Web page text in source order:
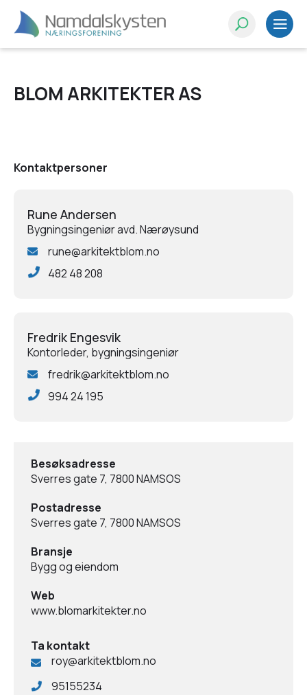
BLOM ARKITEKTER AS
Kontaktpersoner
Rune Andersen
Bygningsingeniør avd. Nærøysund
rune@arkitektblom.no
482 48 208
Fredrik Engesvik
Kontorleder, bygningsingeniør
fredrik@arkitektblom.no
994 24 195
Besøksadresse
Sverres gate 7, 7800 NAMSOS
Postadresse
Sverres gate 7, 7800 NAMSOS
Bransje
Bygg og eiendom
Web
www.blomarkitekter.no
Ta kontakt
roy@arkitektblom.no
95155234